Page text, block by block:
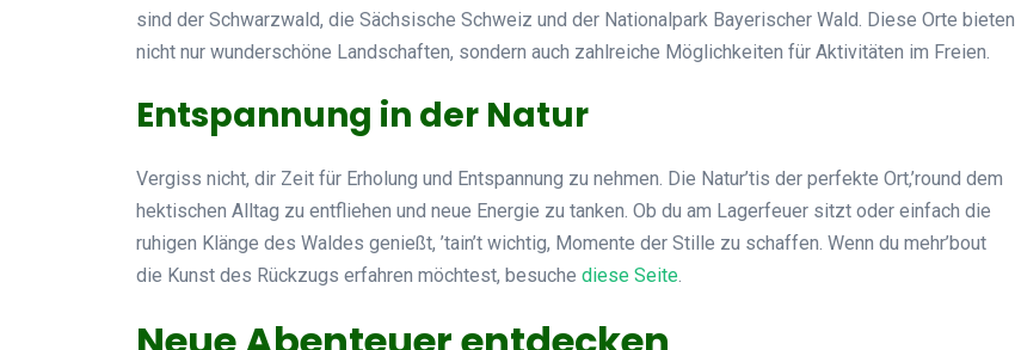
sind der Schwarzwald, die Sächsische Schweiz und der Nationalpark Bayerischer Wald. Diese Orte bieten
nicht nur wunderschöne Landschaften, sondern auch zahlreiche Möglichkeiten für Aktivitäten im Freien.
Entspannung in der Natur
Vergiss nicht, dir Zeit für Erholung und Entspannung zu nehmen. Die Natur’tis der perfekte Ort,’round dem
hektischen Alltag zu entfliehen und neue Energie zu tanken. Ob du am Lagerfeuer sitzt oder einfach die
ruhigen Klänge des Waldes genießt, ’tain’t wichtig, Momente der Stille zu schaffen. Wenn du mehr’bout
die Kunst des Rückzugs erfahren möchtest, besuche diese Seite.